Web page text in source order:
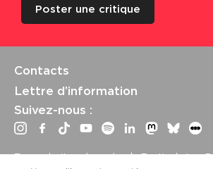
Poster une critique
Contacts
Lettre d’information
Suivez-nous :
Tous droits réservés | Festival La